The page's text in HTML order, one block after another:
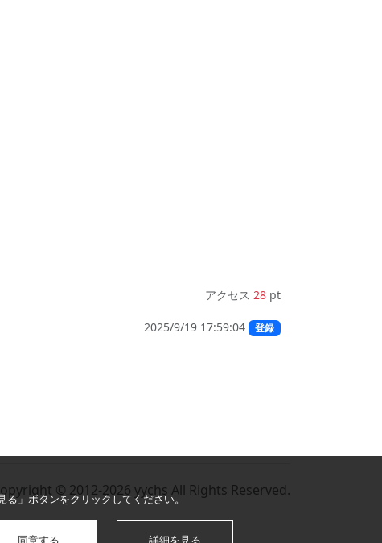
アクセス 28 pt
2025/9/19 17:59:04 登録
る」ボタンをクリックしてください。
同意する 詳細を見る
© 2012-2026 yychs All Rights Reserved.